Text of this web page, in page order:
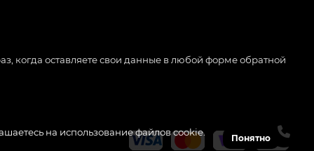
на использование файлов cookie.
Понятно
когда оставляете свои данные в любой форме обратной